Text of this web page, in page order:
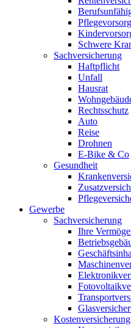
Schwere
Sachversicherung
Haftpflicht
Unfall
Hausrat
Rechtsschutz
Auto
Reise
Drohnen
E-Bike & Co
Gesundheit
Gewerbe
Sachversicherung
Ihre
Kostenversicherung